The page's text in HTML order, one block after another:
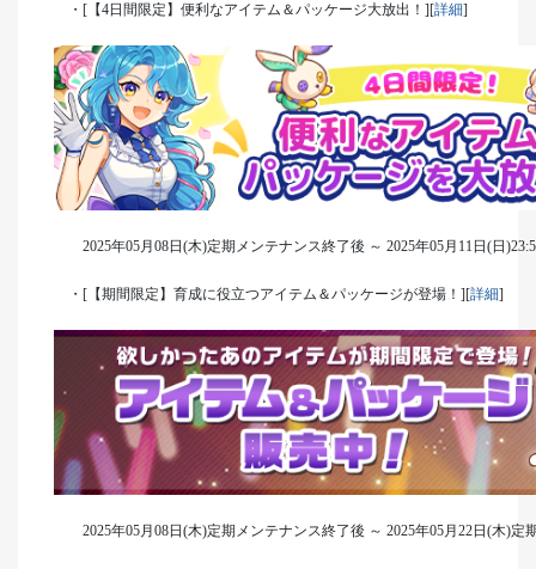
・[【4日間限定】便利なアイテム＆パッケージ大放出！][詳細]
2025年05月08日(木)定期メンテナンス終了後 ～ 2025年05月11日(日
・[【期間限定】育成に役立つアイテム＆パッケージが登場！][詳細]
2025年05月08日(木)定期メンテナンス終了後 ～ 2025年05月22日(木)定